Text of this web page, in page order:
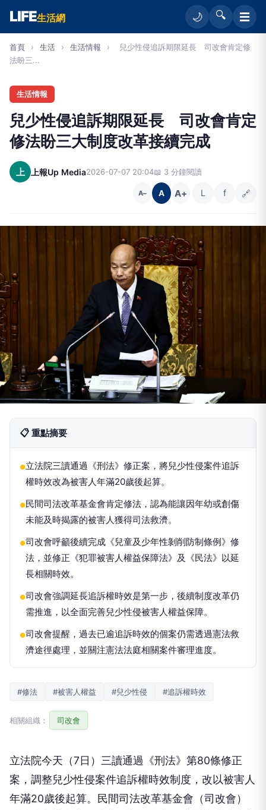
LIFE生活網 🌙 🔍 ☰
首頁 › 生活 › 生活情報 ›
兒少性侵追訴期限延長 司改會肯定修
法盼三...
生活情報
兒少性侵追訴期限延長 司改會肯定
修法盼三大制度改革接續完成
上 上報Up Media2026-07-07 20:04📖 3 分鐘閱讀
A− A A+ L f 🔗
📋 重點摘要
●立法院三讀通過《刑法》修正案，將兒少性侵案件追訴
權時效改為被害人年滿20歲後起算。
●民間司法改革基金會肯定修法，認為能讓因年幼或創傷
未能及時揭露的被害人獲得司法救濟。
●司改會呼籲後續完成《兒童及少年性剝削防制條例》修
法，並修正《犯罪被害人權益保障法》及《民法》以延
長相關時效。
●司改會強調延長追訴權時效是第一步，後續制度改革仍
需推進，以全面完善兒少性侵被害人權益保障。
●司改會提醒，過去已逾追訴時效的個案仍需透過憲法救
濟途徑處理，並關注憲法法庭相關案件審理進度。
#修法 #被害人權益 #兒少性侵 #追訴權時效
相關組織： 司改會
立法院今天（7日）三讀通過《刑法》第80條修正
案，調整兒少性侵案件追訴權時效制度，改以被害人
年滿20歲後起算。民間司法改革基金會（司改會）